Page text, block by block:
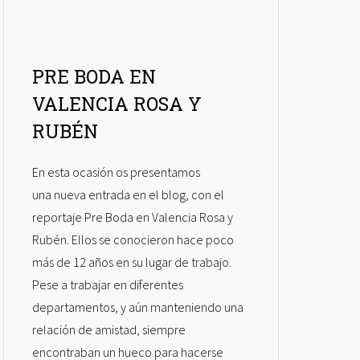
PRE BODA EN
VALENCIA ROSA Y
RUBÉN
En esta ocasión os presentamos
una nueva entrada en el blog, con el
reportaje Pre Boda en Valencia Rosa y
Rubén. Ellos se conocieron hace poco
más de 12 años en su lugar de trabajo.
Pese a trabajar en diferentes
departamentos, y aún manteniendo una
relación de amistad, siempre
encontraban un hueco para hacerse